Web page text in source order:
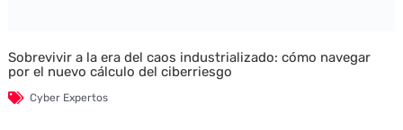
Sobrevivir a la era del caos industrializado: cómo navegar
por el nuevo cálculo del ciberriesgo
Cyber Expertos